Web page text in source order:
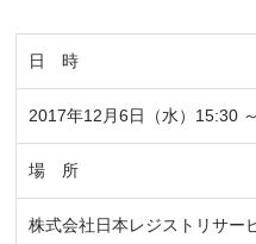
日 時
2017年12月6日（水）15:30
場 所
株式会社日本レジストリサー